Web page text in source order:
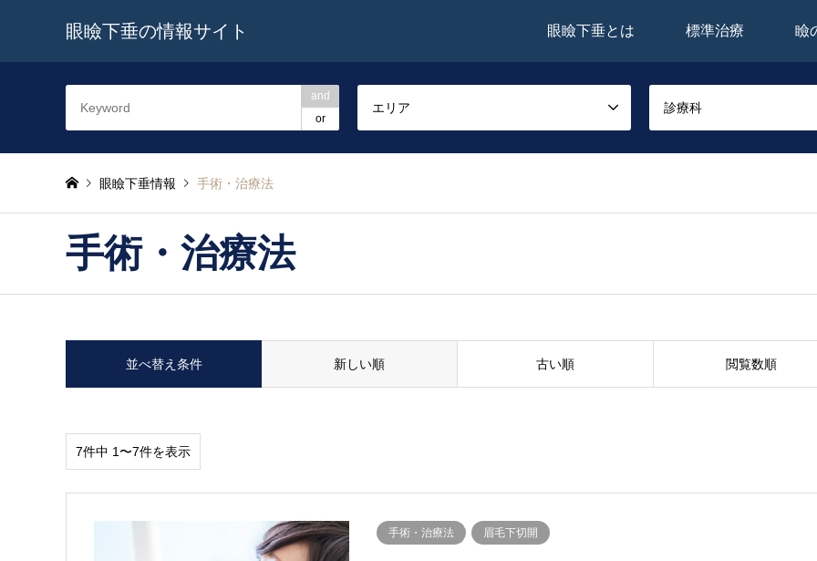
眼瞼下垂の情報サイト 眼瞼下垂とは 標準治療 瞼
and
or
エリア 診療科
眼瞼下垂情報 手術・治療法
手術・治療法
並べ替え条件 新しい順 古い順 閲覧数順
7件中 1〜7件を表示
手術・治療法 眉毛下切開